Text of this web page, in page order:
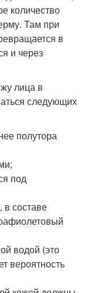
количество
Там при
в
и через
лица в
следующих
полутора
под
в составе
водой (это
вероятность